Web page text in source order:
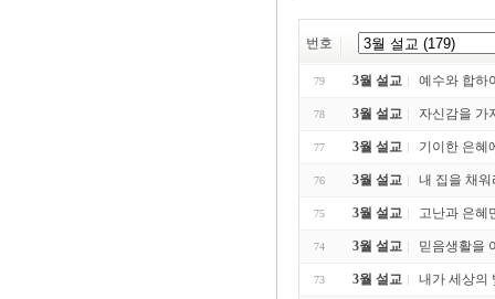
번호
79 3월 설교 예수와 합하
78 3월 설교 자신감을 가
77 3월 설교 기이한 은혜
76 3월 설교 내 집을 채워
75 3월 설교 고난과 은혜
74 3월 설교 믿음생활을
73 3월 설교 내가 세상의